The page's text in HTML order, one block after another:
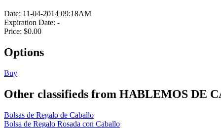
Date: 11-04-2014 09:18AM
Expiration Date: -
Price: $0.00
Options
Buy
Other classifieds from HABLEMOS DE
Bolsas de Regalo de Caballo
Bolsa de Regalo Rosada con Caballo